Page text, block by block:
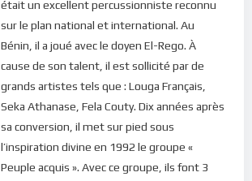
était un excellent percussionniste reconnu
sur le plan national et international. Au
Bénin, il a joué avec le doyen El-Rego. À
cause de son talent, il est sollicité par de
grands artistes tels que : Louga Français,
Seka Athanase, Fela Couty. Dix années après
sa conversion, il met sur pied sous
l’inspiration divine en 1992 le groupe «
Peuple acquis ». Avec ce groupe, ils font 3